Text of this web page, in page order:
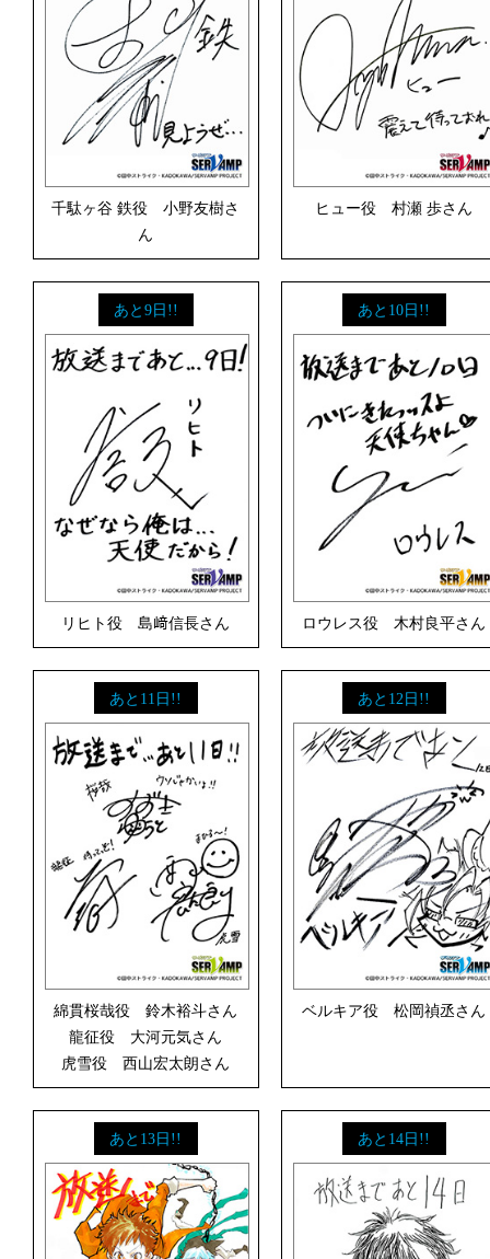
千駄ヶ谷 鉄役 小野友樹さ
ん
ヒュー役 村瀬 歩さん
あと9日!!
リヒト役 島﨑信長さん
あと10日!!
ロウレス役 木村良平さん
あと11日!!
綿貫桜哉役 鈴木裕斗さん
龍征役 大河元気さん
虎雪役 西山宏太朗さん
あと12日!!
ベルキア役 松岡禎丞さん
あと13日!! あと14日!!